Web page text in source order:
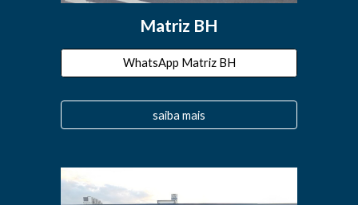
Matriz BH
WhatsApp Matriz BH
saiba mais